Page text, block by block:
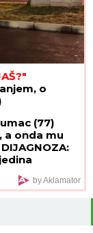
o
(77)
a onda mu
by Aklamator